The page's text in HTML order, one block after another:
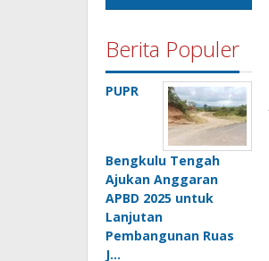
Berita Populer
PUPR
Bengkulu Tengah
Ajukan Anggaran
APBD 2025 untuk
Lanjutan
Pembangunan Ruas
J…